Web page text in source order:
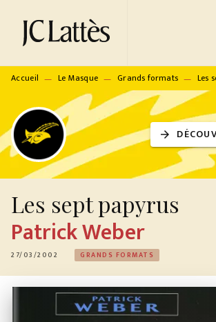
MENU RECHERCHE
PIED DE PAGE
Accueil — Le Masque — Grands formats — Les
arrow_forward
Les sept papyrus
Patrick Weber
27/03/2002 GRANDS FORMATS